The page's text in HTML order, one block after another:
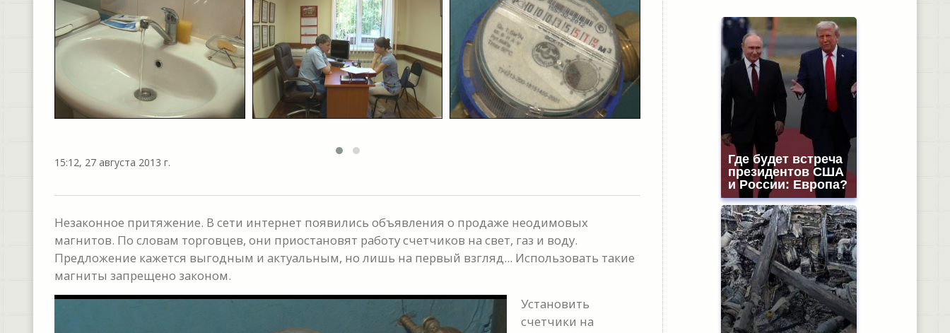
15:12, 27 августа 2013 г.
Незаконное притяжение. В сети интернет появились объявления о продаже неодимовых
магнитов. По словам торговцев, они приостановят работу счетчиков на свет, газ и воду.
Предложение кажется выгодным и актуальным, но лишь на первый взгляд... Использовать такие
магниты запрещено законом.
Установить
счетчики на
Где будет встреча
президентов США
и России: Европа?